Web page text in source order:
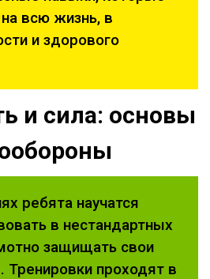
всю жизнь, в
и здорового
и сила: основы
ребята научатся
в нестандартных
защищать свои
Тренировки проходят в